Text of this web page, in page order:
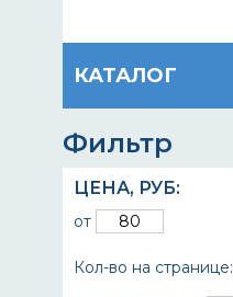
КАТАЛОГ
Фильтр
ЦЕНА, РУБ:
от
Кол-во на странице: